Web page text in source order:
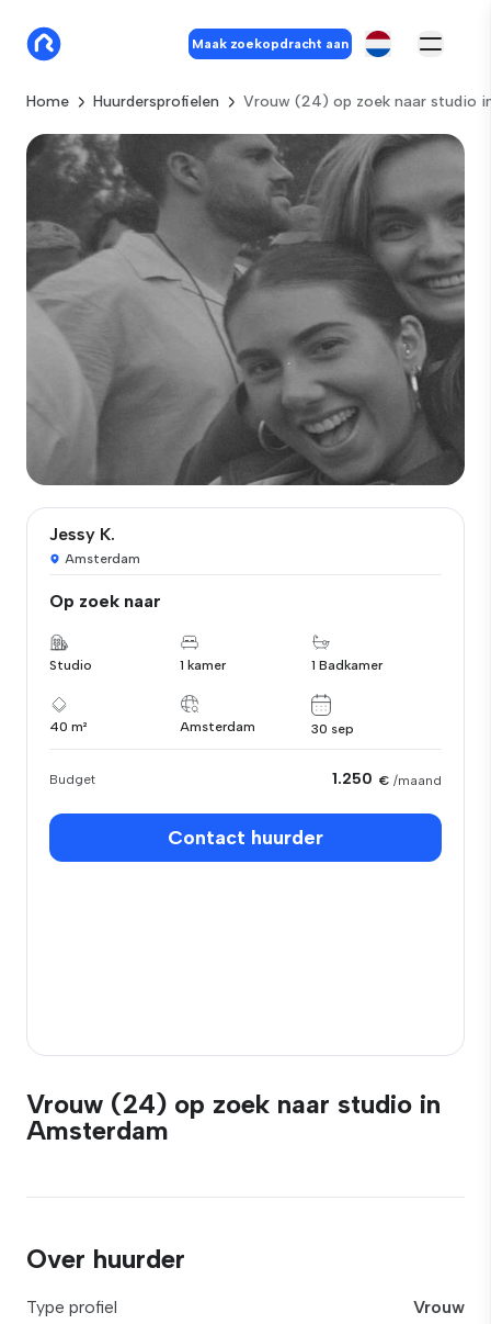
Maak zoekopdracht aan
Home Huurdersprofielen Vrouw (24) op zoek naar studio
Jessy K.
Amsterdam
Op zoek naar
Studio 1 kamer 1 Badkamer
40 m² Amsterdam 30 sep
Budget 1.250 € /maand
Contact huurder
Vrouw (24) op zoek naar studio in
Amsterdam
Over huurder
Type profiel
Vrouw